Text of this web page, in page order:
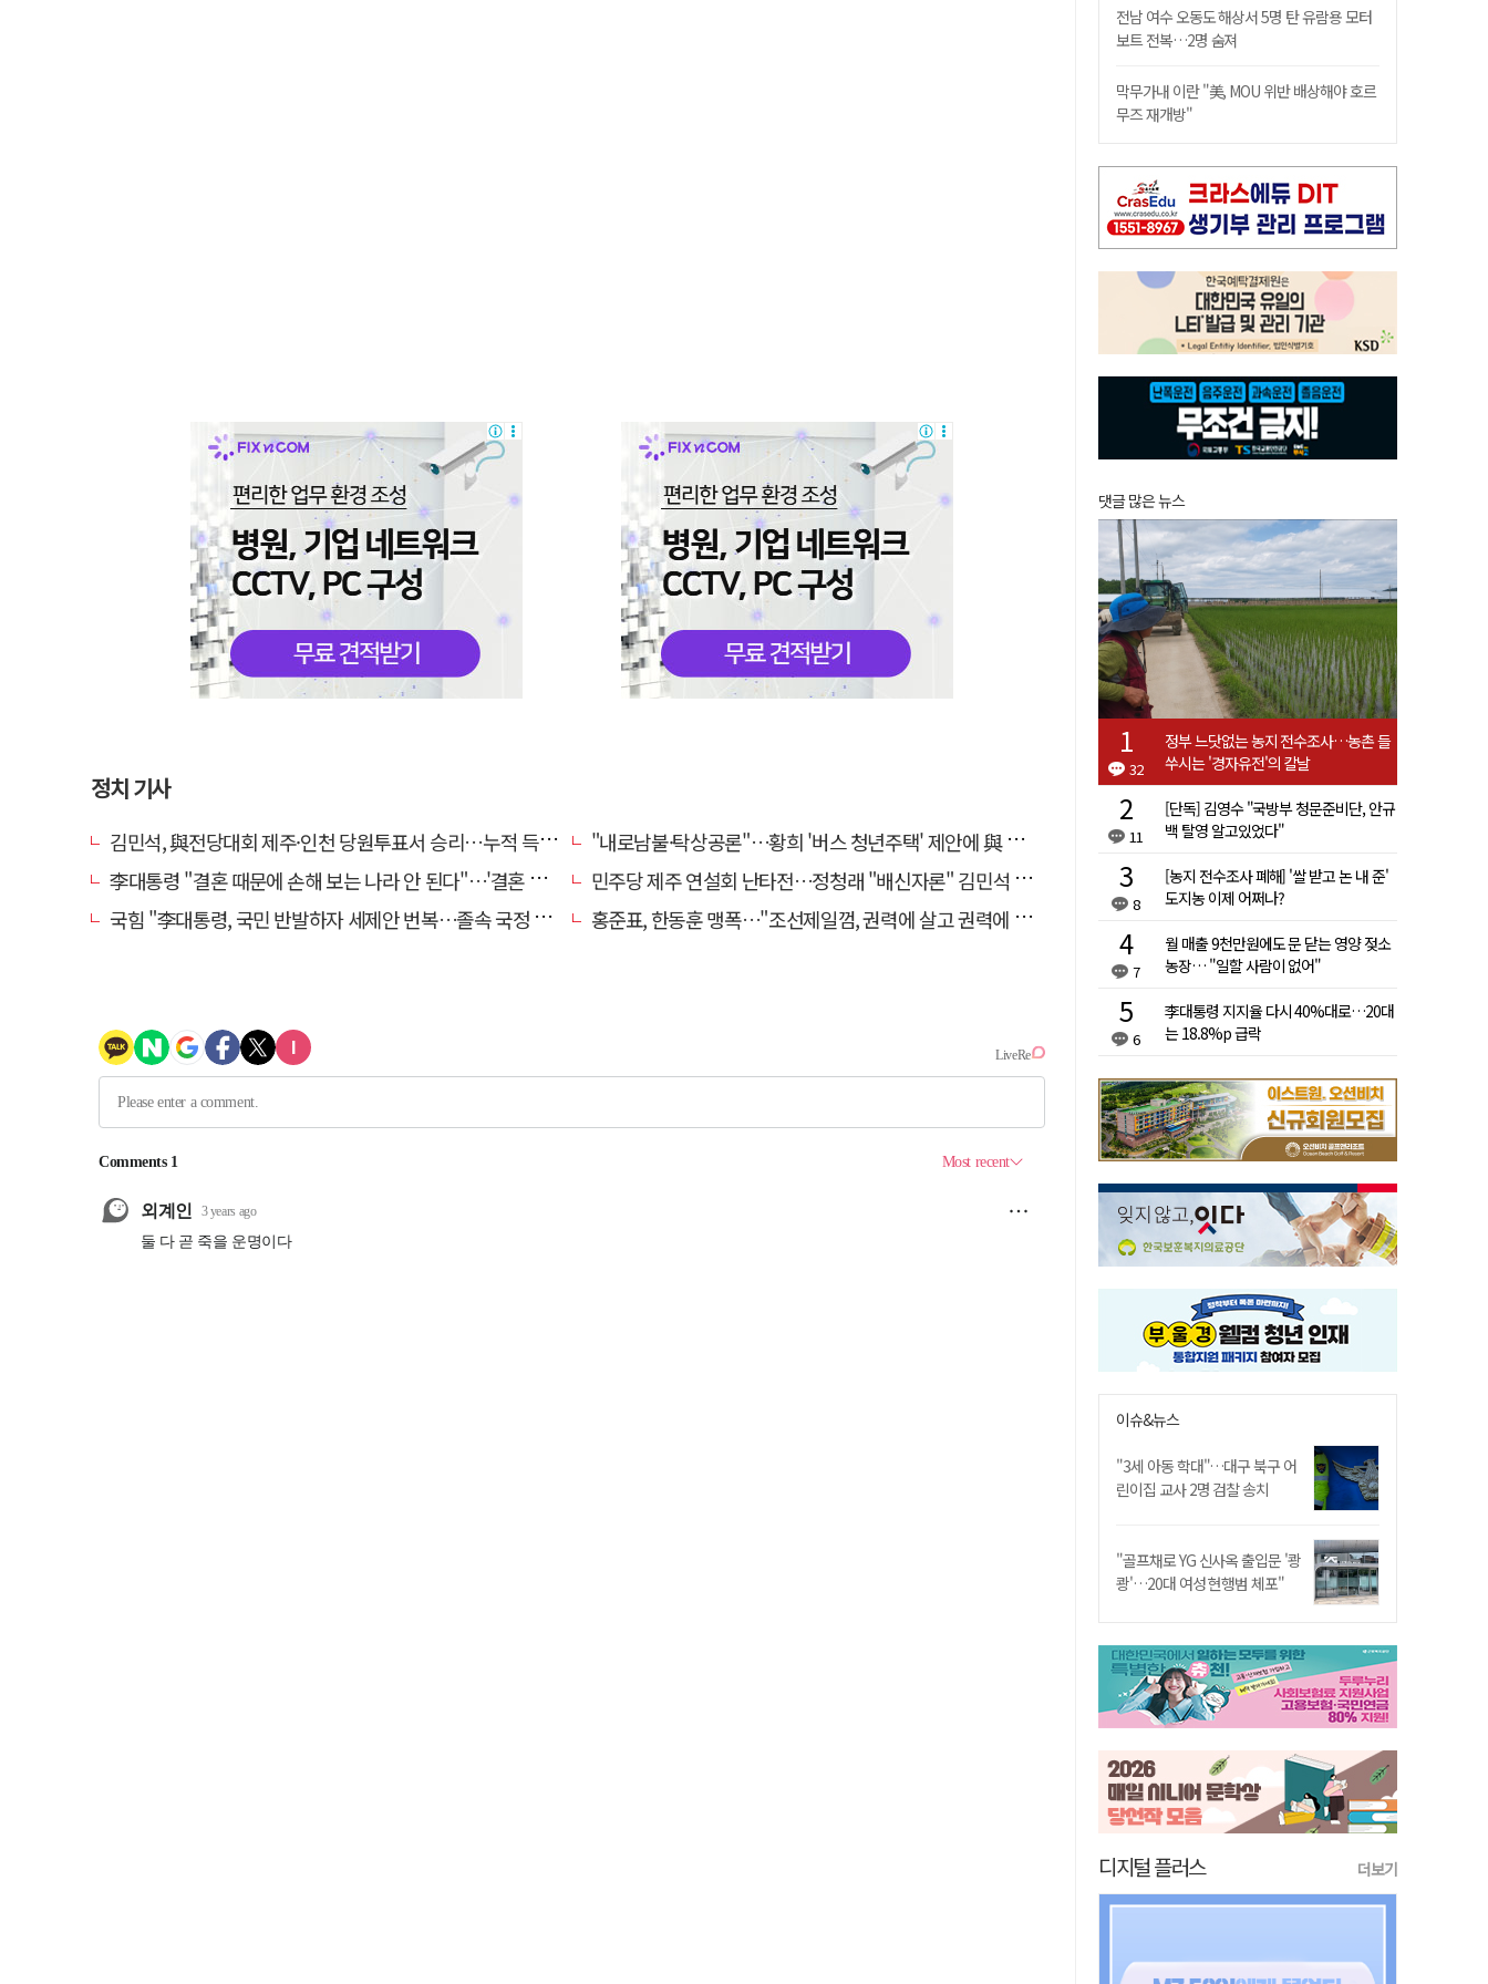
정치 기사
김민석, 與전당대회 제주·인천 당원투표서 승리…누적 득표는 '초박빙'
"내로남불·탁상공론"…황희 '버스 청년주택' 제안에 與 내부서도 쓴소리
李대통령 "결혼 때문에 손해 보는 나라 안 된다"…'결혼 페널티' 22개 손본다
민주당 제주 연설회 난타전…정청래 "배신자론" 김민석 "관리 무능"
국힘 "李대통령, 국민 반발하자 세제안 번복…졸속 국정 즉각 중단"
홍준표, 한동훈 맹폭…"조선제일껌, 권력에 살고 권력에 죽었다"
전남 여수 오동도 해상서 5명 탄 유람용 모터
보트 전복…2명 숨져
막무가내 이란 "美, MOU 위반 배상해야 호르
무즈 재개방"
댓글 많은 뉴스
32
정부 느닷없는 농지 전수조사…농촌 들
쑤시는 '경자유전'의 칼날
11
[단독] 김영수 "국방부 청문준비단, 안규
백 탈영 알고있었다"
8
[농지 전수조사 폐해] '쌀 받고 논 내 준'
도지농 이제 어쩌나?
7
월 매출 9천만원에도 문 닫는 영양 젖소
농장… "일할 사람이 없어"
6
李대통령 지지율 다시 40%대로…20대
는 18.8%p 급락
이슈&뉴스
"3세 아동 학대"…대구 북구 어
린이집 교사 2명 검찰 송치
"골프채로 YG 신사옥 출입문 '쾅
쾅'…20대 여성 현행범 체포"
디지털 플러스 더보기